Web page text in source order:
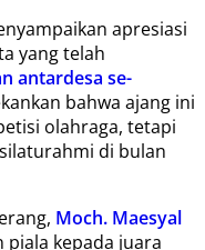
apresiasi
yang telah
antardesa se-
bahwa ajang ini
olahraga, tetapi
di bulan
Moch. Maesyal
piala kepada juara